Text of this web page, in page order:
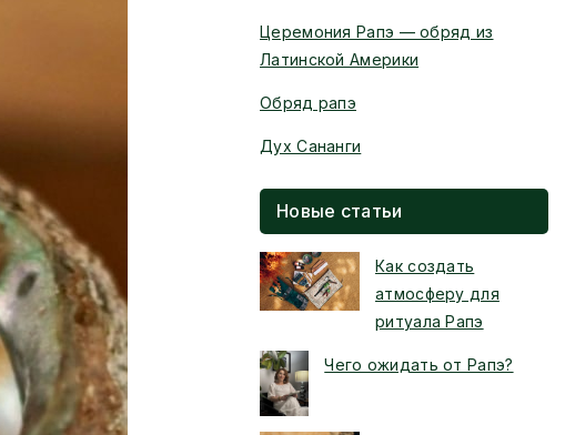
Церемония Рапэ — обряд из
Латинской Америки
Обряд рапэ
Дух Сананги
Новые статьи
Как создать
атмосферу для
ритуала Рапэ
Чего ожидать от Рапэ?